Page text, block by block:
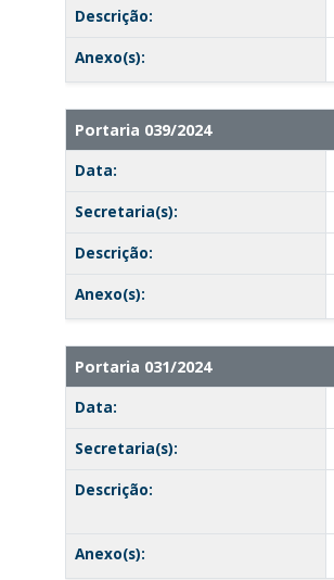
Descrição:
Anexo(s):
Portaria 039/2024
Data:
Secretaria(s):
Descrição:
Anexo(s):
Portaria 031/2024
Data:
Secretaria(s):
Descrição:
Anexo(s):